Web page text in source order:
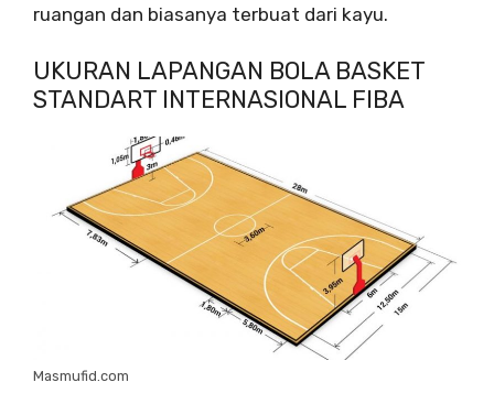
ruangan dan biasanya terbuat dari kayu.
UKURAN LAPANGAN BOLA BASKET
STANDART INTERNASIONAL FIBA
Masmufid.com